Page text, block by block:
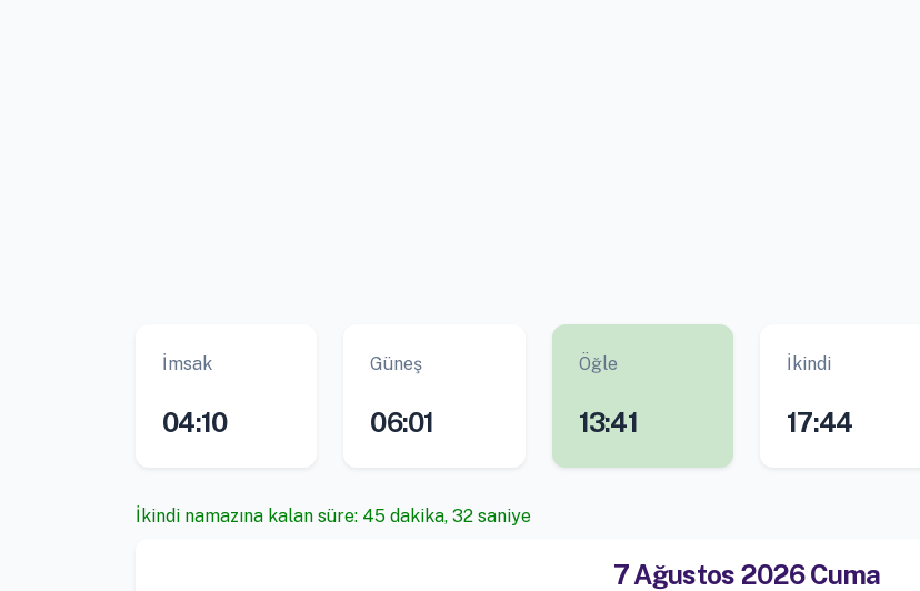
İmsak
04:10
Güneş
06:01
Öğle
13:41
İkindi
17:44
İkindi namazına kalan süre: 45 dakika, 32 saniye
7 Ağustos 2026 Cuma